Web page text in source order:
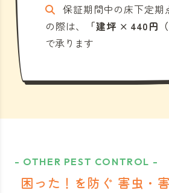
保証期間中の床下定期
の際は、
「建坪 × 440円
で承ります
- OTHER PEST CONTROL -
困った！を防ぐ 害虫・